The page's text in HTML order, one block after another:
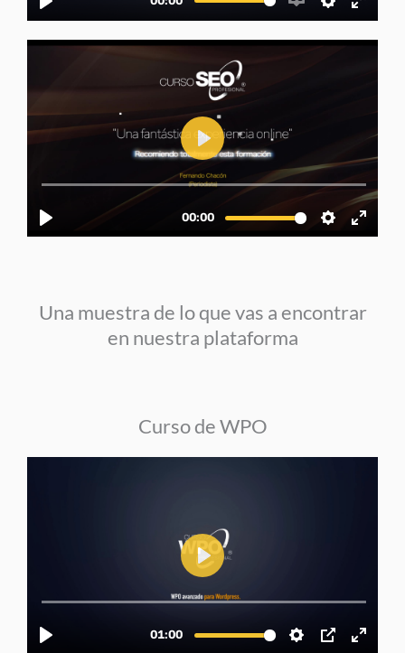
Una muestra de lo que vas a encontrar
en nuestra plataforma
Curso de WPO